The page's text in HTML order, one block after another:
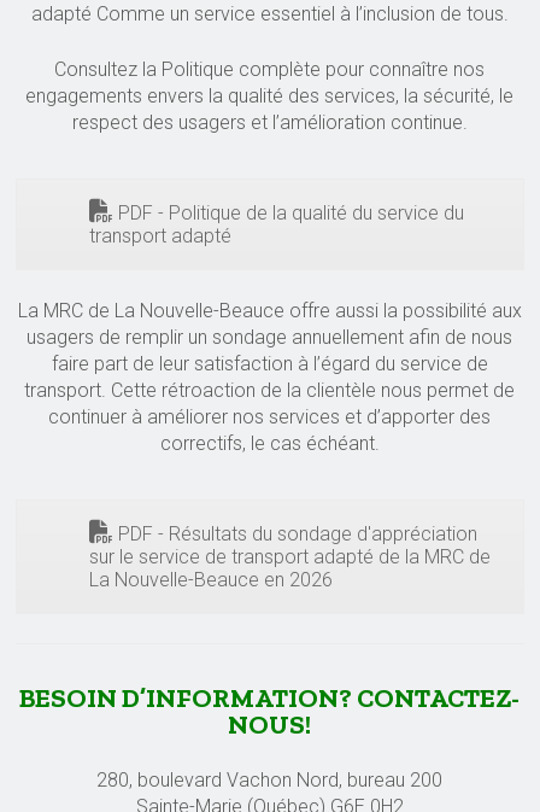
adapté Comme un service essentiel à l’inclusion de tous.
Consultez la Politique complète pour connaître nos
engagements envers la qualité des services, la sécurité, le
respect des usagers et l’amélioration continue.
PDF - Politique de la qualité du service du
transport adapté
La MRC de La Nouvelle-Beauce offre aussi la possibilité aux
usagers de remplir un sondage annuellement afin de nous
faire part de leur satisfaction à l’égard du service de
transport. Cette rétroaction de la clientèle nous permet de
continuer à améliorer nos services et d’apporter des
correctifs, le cas échéant.
PDF - Résultats du sondage d'appréciation
sur le service de transport adapté de la MRC de
La Nouvelle-Beauce en 2026
BESOIN D’INFORMATION? CONTACTEZ-
NOUS!
280, boulevard Vachon Nord, bureau 200
Sainte-Marie (Québec) G6E 0H2